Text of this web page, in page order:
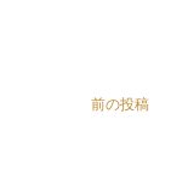
前の投稿